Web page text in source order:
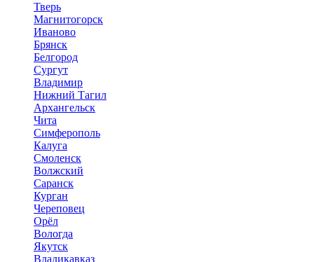
Тверь
Магнитогорск
Иваново
Брянск
Белгород
Сургут
Владимир
Нижний Тагил
Архангельск
Чита
Симферополь
Калуга
Смоленск
Волжский
Саранск
Курган
Череповец
Орёл
Вологда
Якутск
Владикавказ